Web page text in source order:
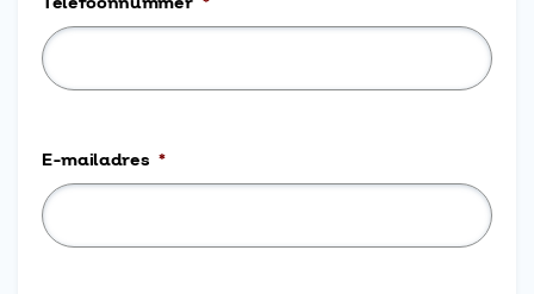
E-mailadres *